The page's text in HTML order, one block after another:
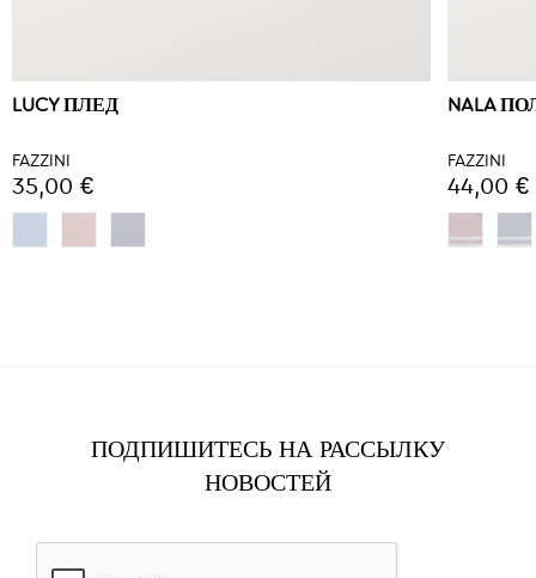
LUCY ПЛЕД
FAZZINI
35,00 €
NALA
FAZZINI
44,00 €
ПОДПИШИТЕСЬ НА РАССЫЛКУ
НОВОСТЕЙ